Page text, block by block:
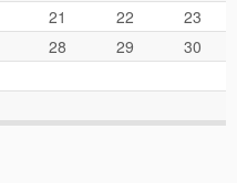
21 22
23
28 29
30